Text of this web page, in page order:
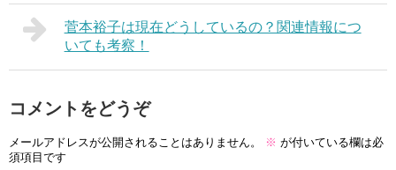
菅本裕子は現在どうしているの？関連情報につ
いても考察！
コメントをどうぞ
メールアドレスが公開されることはありません。 ※ が付いている欄は必
須項目です